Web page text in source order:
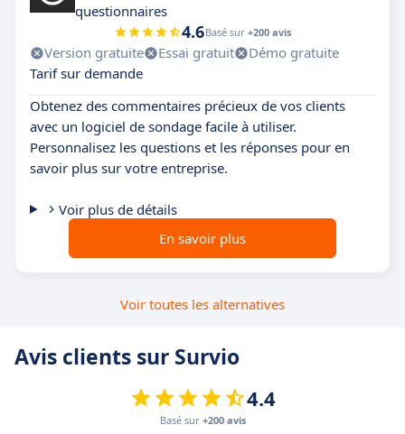
questionnaires
4.6Basé sur +200 avis
Version gratuite Essai gratuit
Démo gratuite
Tarif sur demande
Obtenez des commentaires précieux de vos clients
avec un logiciel de sondage facile à utiliser.
Personnalisez les questions et les réponses pour en
savoir plus sur votre entreprise.
Voir plus de détails
En savoir plus
Voir toutes les alternatives
Avis clients sur Survio
4.4
Basé sur +200 avis